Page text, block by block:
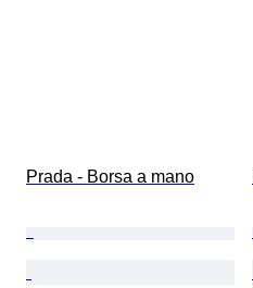
Prada - Borsa a mano